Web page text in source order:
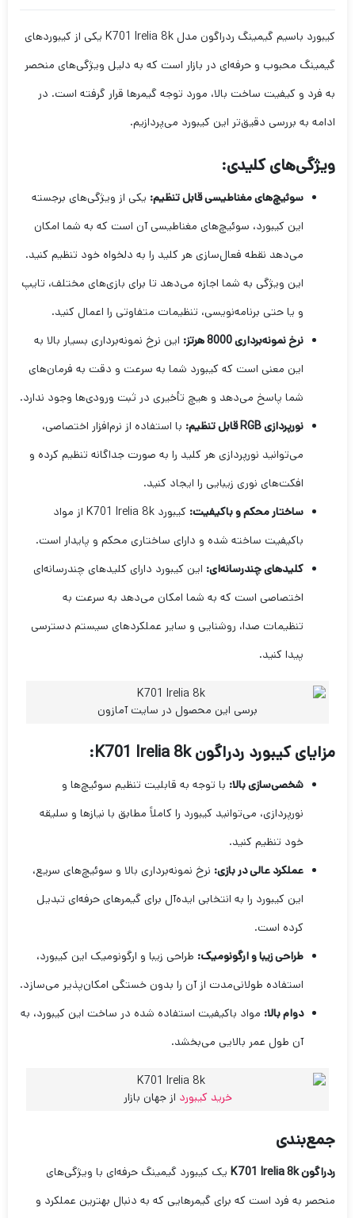
کیبورد باسیم گیمینگ ردراگون مدل K701 Irelia 8k یکی از کیبوردهای
گیمینگ محبوب و حرفه‌ای در بازار است که به دلیل ویژگی‌های منحصر
به فرد و کیفیت ساخت بالا، مورد توجه گیمرها قرار گرفته است. در
ادامه به بررسی دقیق‌تر این کیبورد می‌پردازیم.
ویژگی‌های کلیدی:
سوئیچ‌های مغناطیسی قابل تنظیم: یکی از ویژگی‌های برجسته
این کیبورد، سوئیچ‌های مغناطیسی آن است که به شما امکان
می‌دهد نقطه فعال‌سازی هر کلید را به دلخواه خود تنظیم کنید.
این ویژگی به شما اجازه می‌دهد تا برای بازی‌های مختلف، تایپ
و یا حتی برنامه‌نویسی، تنظیمات متفاوتی را اعمال کنید.
نرخ نمونه‌برداری 8000 هرتز:
این نرخ نمونه‌برداری بسیار بالا به
این معنی است که کیبورد شما به سرعت و دقت به فرمان‌های
شما پاسخ می‌دهد و هیچ تأخیری در ثبت ورودی‌ها وجود ندارد.
نورپردازی RGB قابل تنظیم:
با استفاده از نرم‌افزار اختصاصی،
می‌توانید نورپردازی هر کلید را به صورت جداگانه تنظیم کرده و
افکت‌های نوری زیبایی را ایجاد کنید.
ساختار محکم و باکیفیت:
کیبورد K701 Irelia 8k از مواد
باکیفیت ساخته شده و دارای ساختاری محکم و پایدار است.
کلیدهای چندرسانه‌ای: این کیبورد دارای کلیدهای چندرسانه‌ای
اختصاصی است که به شما امکان می‌دهد به سرعت به
تنظیمات صدا، روشنایی و سایر عملکردهای سیستم دسترسی
پیدا کنید.
برسی این محصول در سایت آمازون
مزایای کیبورد ردراگون K701 Irelia 8k:
شخصی‌سازی بالا: با توجه به قابلیت تنظیم سوئیچ‌ها و
نورپردازی، می‌توانید کیبورد را کاملاً مطابق با نیازها و سلیقه
خود تنظیم کنید.
عملکرد عالی در بازی: نرخ نمونه‌برداری بالا و سوئیچ‌های سریع،
این کیبورد را به انتخابی ایده‌آل برای گیمرهای حرفه‌ای تبدیل
کرده است.
طراحی زیبا و ارگونومیک: طراحی زیبا و ارگونومیک این کیبورد،
استفاده طولانی‌مدت از آن را بدون خستگی امکان‌پذیر می‌سازد.
دوام بالا: مواد باکیفیت استفاده شده در ساخت این کیبورد، به
آن طول عمر بالایی می‌بخشد.
خرید کیبورد از جهان بازار
جمع‌بندی
ردراگون K701 Irelia 8k
یک کیبورد گیمینگ حرفه‌ای با ویژگی‌های
منحصر به فرد است که برای گیمرهایی که به دنبال بهترین عملکرد و